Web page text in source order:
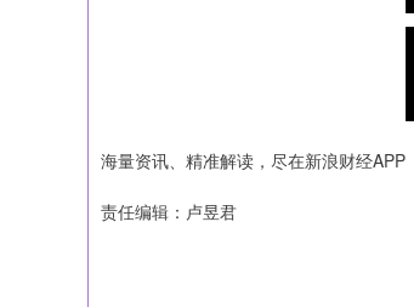
海量资讯、精准解读，尽在新浪财经APP
责任编辑：卢昱君